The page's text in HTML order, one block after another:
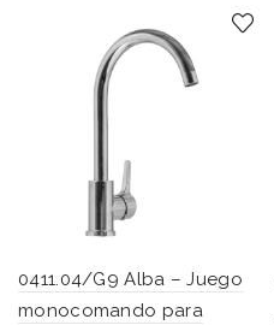
0411.04/G9 Alba – Juego
monocomando para